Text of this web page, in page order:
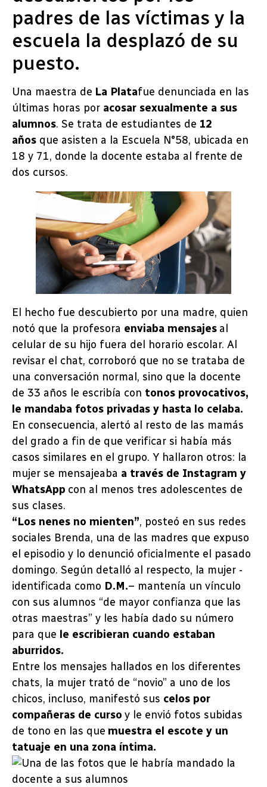
padres de las víctimas y la
escuela la desplazó de su
puesto.
Una maestra de La Platafue denunciada en las
últimas horas por acosar sexualmente a sus
alumnos. Se trata de estudiantes de 12
años que asisten a la Escuela N°58, ubicada en
18 y 71, donde la docente estaba al frente de
dos cursos.
El hecho fue descubierto por una madre, quien
notó que la profesora enviaba mensajes al
celular de su hijo fuera del horario escolar. Al
revisar el chat, corroboró que no se trataba de
una conversación normal, sino que la docente
de 33 años le escribía con tonos provocativos,
le mandaba fotos privadas y hasta lo celaba.
En consecuencia, alertó al resto de las mamás
del grado a fin de que verificar si había más
casos similares en el grupo. Y hallaron otros: la
mujer se mensajeaba a través de Instagram y
WhatsApp con al menos tres adolescentes de
sus clases.
“Los nenes no mienten”, posteó en sus redes
sociales Brenda, una de las madres que expuso
el episodio y lo denunció oficialmente el pasado
domingo. Según detalló al respecto, la mujer -
identificada como D.M.– mantenía un vínculo
con sus alumnos “de mayor confianza que las
otras maestras” y les había dado su número
para que le escribieran cuando estaban
aburridos.
Entre los mensajes hallados en los diferentes
chats, la mujer trató de “novio” a uno de los
chicos, incluso, manifestó sus celos por
compañeras de curso y le envió fotos subidas
de tono en las que muestra el escote y un
tatuaje en una zona íntima.